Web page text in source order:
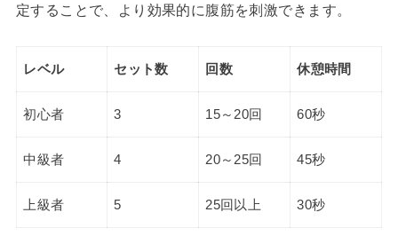
定することで、より効果的に腹筋を刺激できます。
レベル セット数 回数 休憩時間
初心者 3 15～20回 60秒
中級者 4 20～25回 45秒
上級者 5 25回以上 30秒